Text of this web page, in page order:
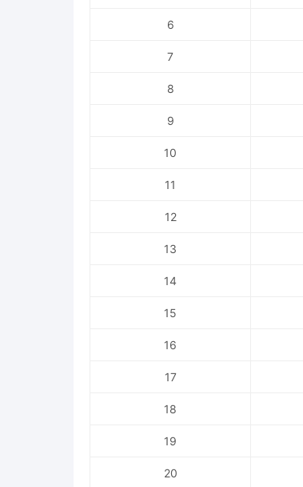
6
7
8
9
10
11
12
13
14
15
16
17
18
19
20